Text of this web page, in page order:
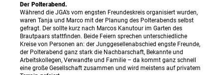
Der Polterabend.
Während die JGA’s vom engsten Freundeskreis organisiert wurden,
waren Tanja und Marco mit der Planung des Polterabends selbst
gefragt. Der sollte kurz nach Marcos Kanutour im Garten des
Brautpaars stattfinden. Beide Feiern sprechen unterschiedliche
Kreise von Personen an: der Junggesellenabschied engste Freunde,
der Polterabend ganz stark die Nachbarschaft, Bekannte und
Arbeitskollegen, Verwandte und Familie – da kommt ganz schnell
eine große Gesellschaft zusammen und wird meistens auf privatem